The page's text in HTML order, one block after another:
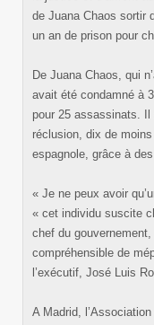
de Juana Chaos sortir
un an de prison pour
De Juana Chaos, qui
avait été condamné à
pour 25 assassinats.
réclusion, dix de
espagnole, grâce à
« Je ne peux avoir
« cet individu suscite
chef du
compréhensible de
l’exécutif, José Luis
A Madrid,